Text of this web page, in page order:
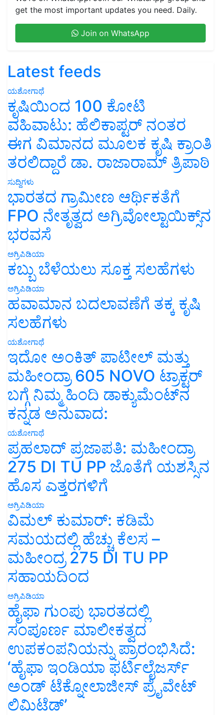
get the most important updates you need. Daily.
Join on WhatsApp
Latest feeds
ಯಶೋಗಾಥೆ
ಕೃಷಿಯಿಂದ 100 ಕೋಟಿ
ವಹಿವಾಟು: ಹೆಲಿಕಾಪ್ಟರ್ ನಂತರ
ಈಗ ವಿಮಾನದ ಮೂಲಕ ಕೃಷಿ ಕ್ರಾಂತಿ
ತರಲಿದ್ದಾರೆ ಡಾ. ರಾಜಾರಾಮ್ ತ್ರಿಪಾಠಿ
ಸುದ್ದಿಗಳು
ಭಾರತದ ಗ್ರಾಮೀಣ ಆರ್ಥಿಕತೆಗೆ
FPO ನೇತೃತ್ವದ ಅಗ್ರಿವೋಲ್ಟಾಯಿಕ್ಸ್‌ನ
ಭರವಸೆ
ಅಗ್ರಿಪಿಡಿಯಾ
ಕಬ್ಬು ಬೆಳೆಯಲು ಸೂಕ್ತ ಸಲಹೆಗಳು
ಅಗ್ರಿಪಿಡಿಯಾ
ಹವಾಮಾನ ಬದಲಾವಣೆಗೆ ತಕ್ಕ ಕೃಷಿ
ಸಲಹೆಗಳು
ಯಶೋಗಾಥೆ
ಇದೋ ಅಂಕಿತ್ ಪಾಟೀಲ್ ಮತ್ತು
ಮಹೀಂದ್ರಾ 605 NOVO ಟ್ರಾಕ್ಟರ್
ಬಗ್ಗೆ ನಿಮ್ಮ ಹಿಂದಿ ಡಾಕ್ಯುಮೆಂಟ್‌ನ
ಕನ್ನಡ ಅನುವಾದ:
ಯಶೋಗಾಥೆ
ಪ್ರಹಲಾದ್ ಪ್ರಜಾಪತಿ: ಮಹೀಂದ್ರಾ
275 DI TU PP ಜೊತೆಗೆ ಯಶಸ್ಸಿನ
ಹೊಸ ಎತ್ತರಗಳಿಗೆ
ಅಗ್ರಿಪಿಡಿಯಾ
ವಿಮಲ್ ಕುಮಾರ್: ಕಡಿಮೆ
ಸಮಯದಲ್ಲಿ ಹೆಚ್ಚು ಕೆಲಸ –
ಮಹೀಂದ್ರ 275 DI TU PP
ಸಹಾಯದಿಂದ
ಅಗ್ರಿಪಿಡಿಯಾ
ಹೈಫಾ ಗುಂಪು ಭಾರತದಲ್ಲಿ
ಸಂಪೂರ್ಣ ಮಾಲೀಕತ್ವದ
ಉಪಕಂಪನಿಯನ್ನು ಪ್ರಾರಂಭಿಸಿದೆ:
‘ಹೈಫಾ ಇಂಡಿಯಾ ಫರ್ಟಿಲೈಜರ್ಸ್
ಅಂಡ್ ಟೆಕ್ನೋಲಾಜೀಸ್ ಪ್ರೈವೇಟ್
ಲಿಮಿಟೆಡ್’